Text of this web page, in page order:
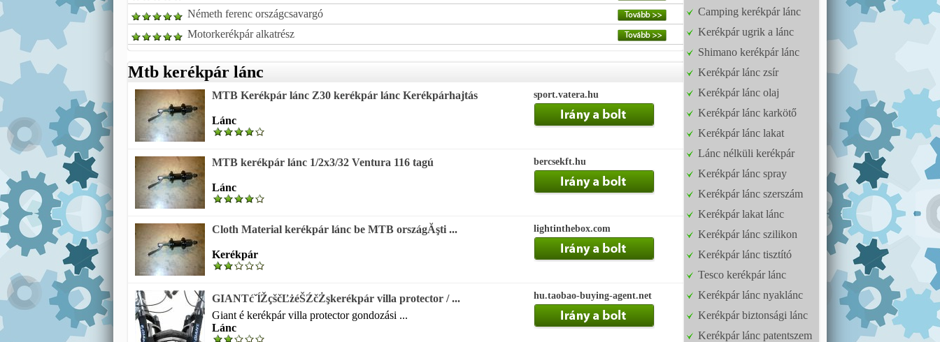
Németh ferenc országcsavargó
Motorkerékpár alkatrész
Mtb kerékpár lánc
MTB Kerékpár lánc Z30 kerékpár lánc Kerékpárhajtás
Lánc
sport.vatera.hu
MTB kerékpár lánc 1/2x3/32 Ventura 116 tagú
Lánc
bercsekft.hu
Cloth Material kerékpár lánc be MTB országĂşti ...
Kerékpár
lightinthebox.com
GIANTćˇĺŽçščĽżéŠŹčŻşkerékpár villa protector / ...
Giant é kerékpár villa protector gondozási ...
Lánc
hu.taobao-buying-agent.net
Camping kerékpár lánc
Kerékpár ugrik a lánc
Shimano kerékpár lánc
Kerékpár lánc zsír
Kerékpár lánc olaj
Kerékpár lánc karkötő
Kerékpár lánc lakat
Lánc nélküli kerékpár
Kerékpár lánc spray
Kerékpár lánc szerszám
Kerékpár lakat lánc
Kerékpár lánc szilikon
Kerékpár lánc tisztító
Tesco kerékpár lánc
Kerékpár lánc nyaklánc
Kerékpár biztonsági lánc
Kerékpár lánc patentszem